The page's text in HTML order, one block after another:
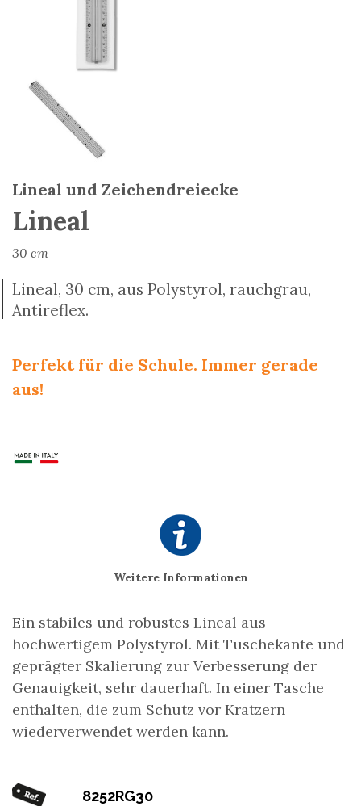
Lineal und Zeichendreiecke
Lineal
30 cm
Lineal, 30 cm, aus Polystyrol, rauchgrau,
Antireflex.
Perfekt für die Schule. Immer gerade
aus!
Weitere Informationen
Ein stabiles und robustes Lineal aus
hochwertigem Polystyrol. Mit Tuschekante und
geprägter Skalierung zur Verbesserung der
Genauigkeit, sehr dauerhaft. In einer Tasche
enthalten, die zum Schutz vor Kratzern
wiederverwendet werden kann.
8252RG30